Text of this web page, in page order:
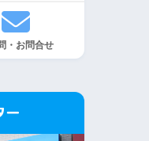
・お問合せ
ー